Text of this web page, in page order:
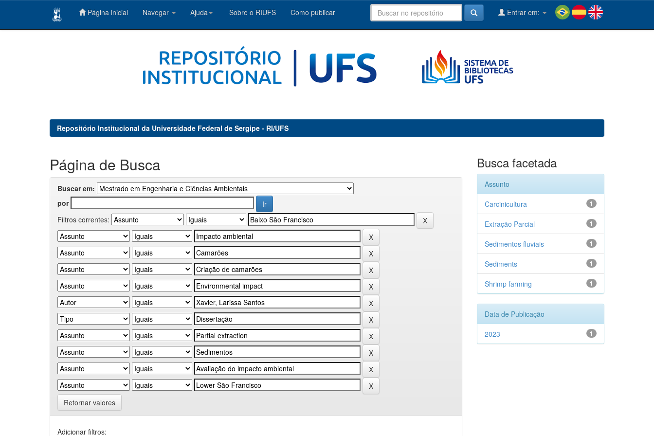
Página inicial Navegar Ajuda Sobre o RIUFS Como publicar Entrar em:
Repositório Institucional da Universidade Federal de Sergipe - RI/UFS
Página de Busca
Buscar em:
por
Filtros correntes:
Retornar valores
Adicionar filtros:
Busca facetada
Assunto
1
Carcinicultura
1
Extração Parcial
1
Sedimentos fluviais
1
Sediments
1
Shrimp farming
Data de Publicação
1
2023